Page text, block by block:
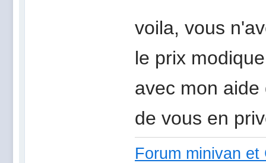
voila, vous
le prix
avec mon
de vous en
Forum minivan